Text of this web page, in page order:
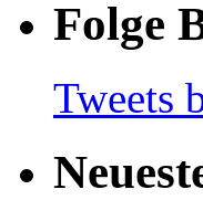
Folge
Tweets